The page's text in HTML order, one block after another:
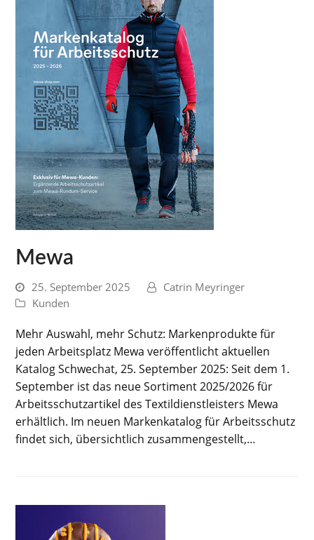
Mewa
25. September 2025
Catrin Meyringer
Kunden
Mehr Auswahl, mehr Schutz: Markenprodukte für
jeden Arbeitsplatz Mewa veröffentlicht aktuellen
Katalog Schwechat, 25. September 2025: Seit dem 1.
September ist das neue Sortiment 2025/2026 für
Arbeitsschutzartikel des Textildienstleisters Mewa
erhältlich. Im neuen Markenkatalog für Arbeitsschutz
findet sich, übersichtlich zusammengestellt,…